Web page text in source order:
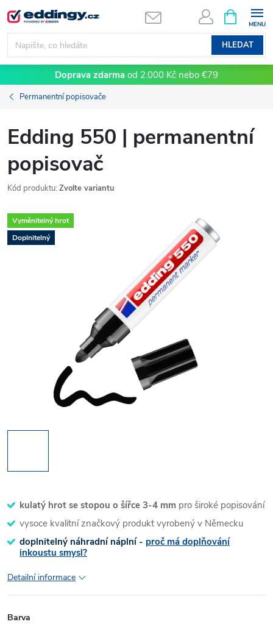
Přejít
na
obsah
HLEDAT
NÁKUPNÍ
KOŠÍK
Doprava zdarma od 2.000 Kč nebo €79
Permanentní popisovače
Edding 550 | permanentní
popisovač
Kód produktu: Zvolte variantu
Vyměnitelný hrot
Doplnitelný
kulatý hrot se stopou o šířce 3-4 mm pro široké popisování
vysoce kvalitní značkový produkt vyrobený v Německu
doplnitelný náhradní náplní - proč má doplňování
inkoustu smysl?
Detailní informace
Barva